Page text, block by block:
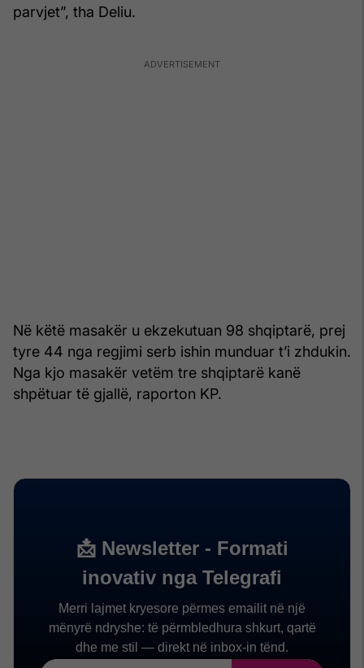
parvjet”, tha Deliu.
Në këtë masakër u ekzekutuan 98 shqiptarë, prej
tyre 44 nga regjimi serb ishin munduar t’i zhdukin.
Nga kjo masakër vetëm tre shqiptarë kanë
shpëtuar të gjallë, raporton KP.